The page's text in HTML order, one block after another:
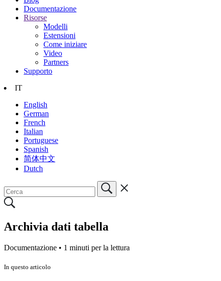
Documentazione
Risorse
Modelli
Estensioni
Come iniziare
Video
Partners
Supporto
IT
English
German
French
Italian
Portuguese
Spanish
简体中文
Dutch
Archivia dati tabella
Documentazione • 1 minuti per la lettura
In questo articolo